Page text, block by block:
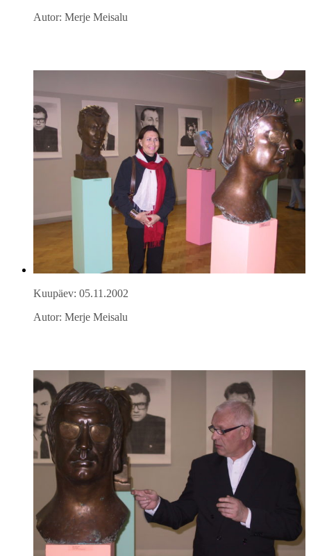
Autor: Merje Meisalu
Kuupäev: 05.11.2002
Autor: Merje Meisalu